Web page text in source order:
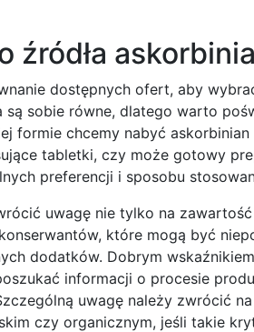
dostępnych ofert, aby
sobie równe, dlatego warto
formie chcemy nabyć
tabletki, czy może gotowy
preferencji i sposobu
uwagę nie tylko na
które mogą być
dodatków. Dobrym
informacji o procesie
uwagę należy zwrócić
czy organicznym, jeśli takie